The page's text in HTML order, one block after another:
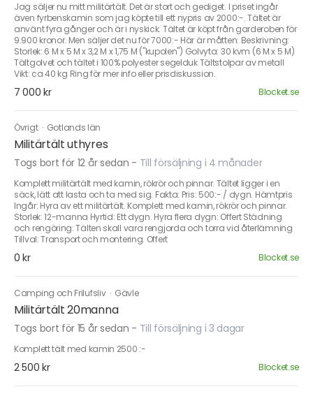
Jag säljer nu mitt militärtält. Det är stort och gediget. I priset ingår
även fyrbenskamin som jag köpte till ett nypris av 2000:-. Tältet är
använt fyra gånger och är i nyskick. Tältet är köpt från garderoben för
9.900 kronor. Men säljer det nu för 7000:- Här är måtten: Beskrivning:
Storlek: 6 M x 5 M x 3,2 M x 1,75 M ("kupolen") Golvyta: 30 kvm (6 M x 5 M)
Tältgolvet och tältet i 100% polyester segelduk Tältstolpar av metall
Vikt: ca 40 kg Ring för mer info eller prisdiskussion.
7 000 kr Blocket.se
Övrigt · Gotlands län
Militärtält uthyres
Togs bort för 12 år sedan - Till försäljning i 4 månader
Komplett militärtält med kamin, rökrör och pinnar. Tältet ligger i en
säck, lätt att lasta och ta med sig. Fakta: Pris: 500:- / dygn. Hämtpris
Ingår: Hyra av ett militärtält. Komplett med kamin, rökrör och pinnar.
Storlek: 12-manna Hyrtid: Ett dygn. Hyra flera dygn: Offert Städning
och rengöring: Tälten skall vara rengjorda och torra vid återlämning
Tillval: Transport och montering. Offert
0 kr Blocket.se
Camping och Frilufsliv · Gävle
Militärtält 20manna
Togs bort för 15 år sedan - Till försäljning i 3 dagar
Komplett tält med kamin 2500 :-
2 500 kr Blocket.se